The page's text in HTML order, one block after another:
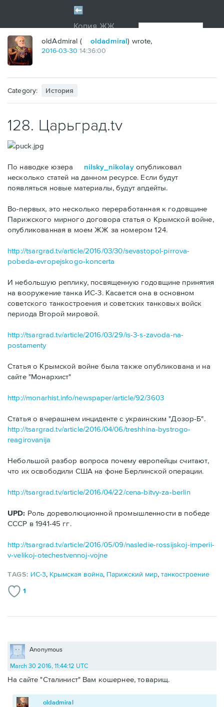
oldAdmiral ( oldadmiral) wrote,
2016-03-30 14:36:00
Category: История
128. Царьград.tv
По наводке юзера nilsky_nikolayопубликовал
несколько статей на данном ресурсе. Если будут
появляться новые материалы, будут апдейты.
Во-первых, это несколько переработанная к годовщине
Парижского мирного договора статья о Крымской войне,
опубликованная в моем ЖЖ за номером 124.
http://tsargrad.tv/article/2016/03/30/sevastopol-pirrova-
pobeda-evropejskogo-koncerta
И небольшую реплику, посвященную годовщине принятия
на вооружение танка ИС-3. Касается она в основном
советского танкостроения и советских танковых войск
периода Второй мировой.
http://tsargrad.tv/article/2016/03/29/is-3-s-zavoda-na-
postamenty
Статья о Крымской войне была также опубликована и на
сайте "Монархист"
http://monarhist.info/newspaper/article/92/3603
Статья о вчерашнем инциденте с украинским "Дозор-Б".
http://tsargrad.tv/article/2016/04/06/treshhina-bystrogo-
reagirovanija
Небольшой разбор вопроса почему европейцы считают,
что их освободили США на фоне Берлинской операции.
http://tsargrad.tv/article/2016/04/22/cena-bitvy-za-berlin
UPD: Роль дореволюционной промышленности в победе
СССР в 1941-45 гг.
http://tsargrad.tv/article/2016/05/09/nasledie-rossijskoj-imperii-
v-velikoj-otechestvennoj-vojne
TAGS: ИС-3, Крымская война, Парижский мир,танкостроение
1
Anonymous
March 30 2016, 11:44:12 UTC
На сайте "Сталинист" Вам кошернее, товарищ.
oldadmiral